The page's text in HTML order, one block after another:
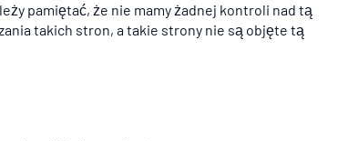
pamiętać, że nie mamy żadnej kontroli nad tą
takich stron, a takie strony nie są objęte tą